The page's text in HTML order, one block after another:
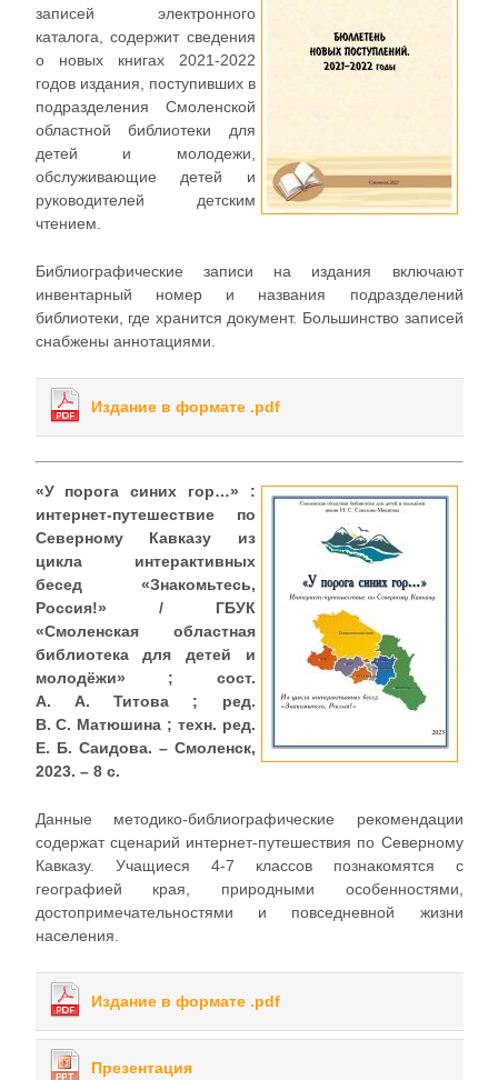
записей электронного
каталога, содержит сведения
о новых книгах 2021-2022
годов издания, поступивших в
подразделения Смоленской
областной библиотеки для
детей и молодежи,
обслуживающие детей и
руководителей детским
чтением.
Библиографические записи на издания включают
инвентарный номер и названия подразделений
библиотеки, где хранится документ. Большинство записей
снабжены аннотациями.
Издание в формате .pdf
«У порога синих гор…» :
интернет-путешествие по
Северному Кавказу из
цикла интерактивных
бесед «Знакомьтесь,
Россия!» / ГБУК
«Смоленская областная
библиотека для детей и
молодёжи» ; сост.
А. А. Титова ; ред.
В. С. Матюшина ; техн. ред.
Е. Б. Саидова. – Смоленск,
2023. – 8 с.
Данные методико-библиографические рекомендации
содержат сценарий интернет-путешествия по Северному
Кавказу. Учащиеся 4-7 классов познакомятся с
географией края, природными особенностями,
достопримечательностями и повседневной жизни
населения.
Издание в формате .pdf
Презентация